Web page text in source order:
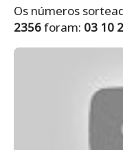
Os números
2356foram: 03 10